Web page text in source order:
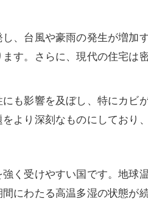
、台風や豪雨の発生が増
す。さらに、現代の住宅
も影響を及ぼし、特にカ
より深刻なものにしており
く受けやすい国です。地
にわたる高温多湿の状態